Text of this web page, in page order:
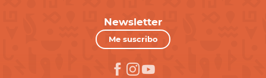
Newsletter
Me suscribo